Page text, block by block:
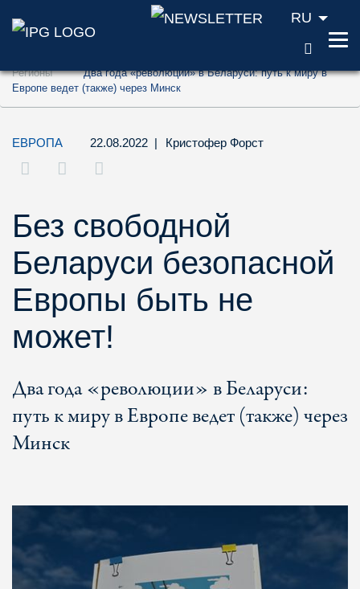
Перейти к содержанию (ключ доступа
Перейти к поиску (ключ доступа '2')
RU
Регионы
Два года «революции» в Беларуси: путь к миру в
Европе ведет (также) через Минск
ЕВРОПА 22.08.2022 | Кристофер Форст
Без свободной
Беларуси безопасной
Европы быть не
может!
Два года «революции» в Беларуси:
путь к миру в Европе ведет (также) через
Минск